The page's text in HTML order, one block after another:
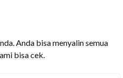
Anda bisa menyalin semua
bisa cek.